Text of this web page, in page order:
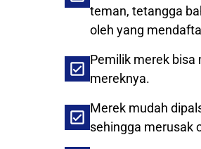
teman, tetangga
oleh yang
Pemilik merek bisa
mereknya.
Merek mudah
sehingga merusak